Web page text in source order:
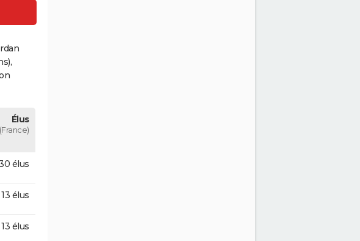
Élus
(France)
élus
13 élus
13 élus